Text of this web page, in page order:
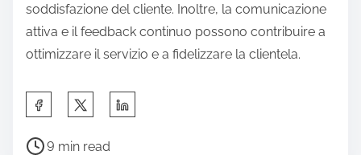
soddisfazione del cliente. Inoltre, la comunicazione
attiva e il feedback continuo possono contribuire a
ottimizzare il servizio e a fidelizzare la clientela.
a
P
9 min read